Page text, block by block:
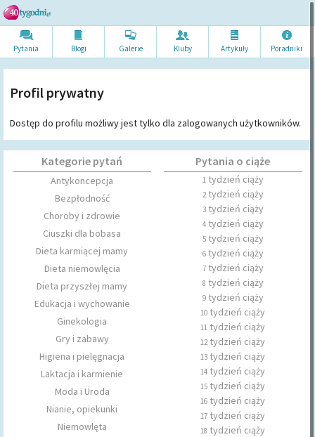
Pytania Blogi Galerie Kluby Artykuły Poradniki
Profil prywatny
Dostęp do profilu możliwy jest tylko dla zalogowanych użytkowników.
Kategorie pytań
Antykoncepcja
Bezpłodność
Choroby i zdrowie
Ciuszki dla bobasa
Dieta karmiącej mamy
Dieta niemowlęcia
Dieta przyszłej mamy
Edukacja i wychowanie
Ginekologia
Gry i zabawy
Higiena i pielęgnacja
Laktacja i karmienie
Moda i Uroda
Nianie, opiekunki
Niemowlęta
Pytania o ciąże
1tydzień ciąży
2tydzień ciąży
3tydzień ciąży
4tydzień ciąży
5tydzień ciąży
6tydzień ciąży
7tydzień ciąży
8 tydzień ciąży
9tydzień ciąży
10 tydzień ciąży
11 tydzień ciąży
12tydzień ciąży
13 tydzień ciąży
14 tydzień ciąży
15 tydzień ciąży
16 tydzień ciąży
17 tydzień ciąży
18 tydzień ciąży